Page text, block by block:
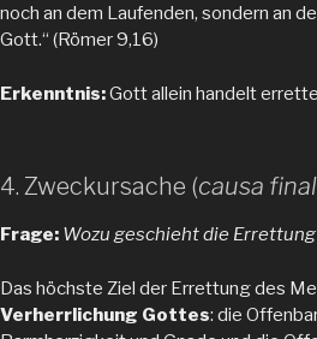
noch an dem Laufenden, sondern an
Gott.“ (Römer 9,16)
Erkenntnis:Gott allein handelt
4. Zweckursache (causa
Frage: Wozu geschieht die
Das höchste Ziel der Errettung des
Verherrlichung Gottes: die